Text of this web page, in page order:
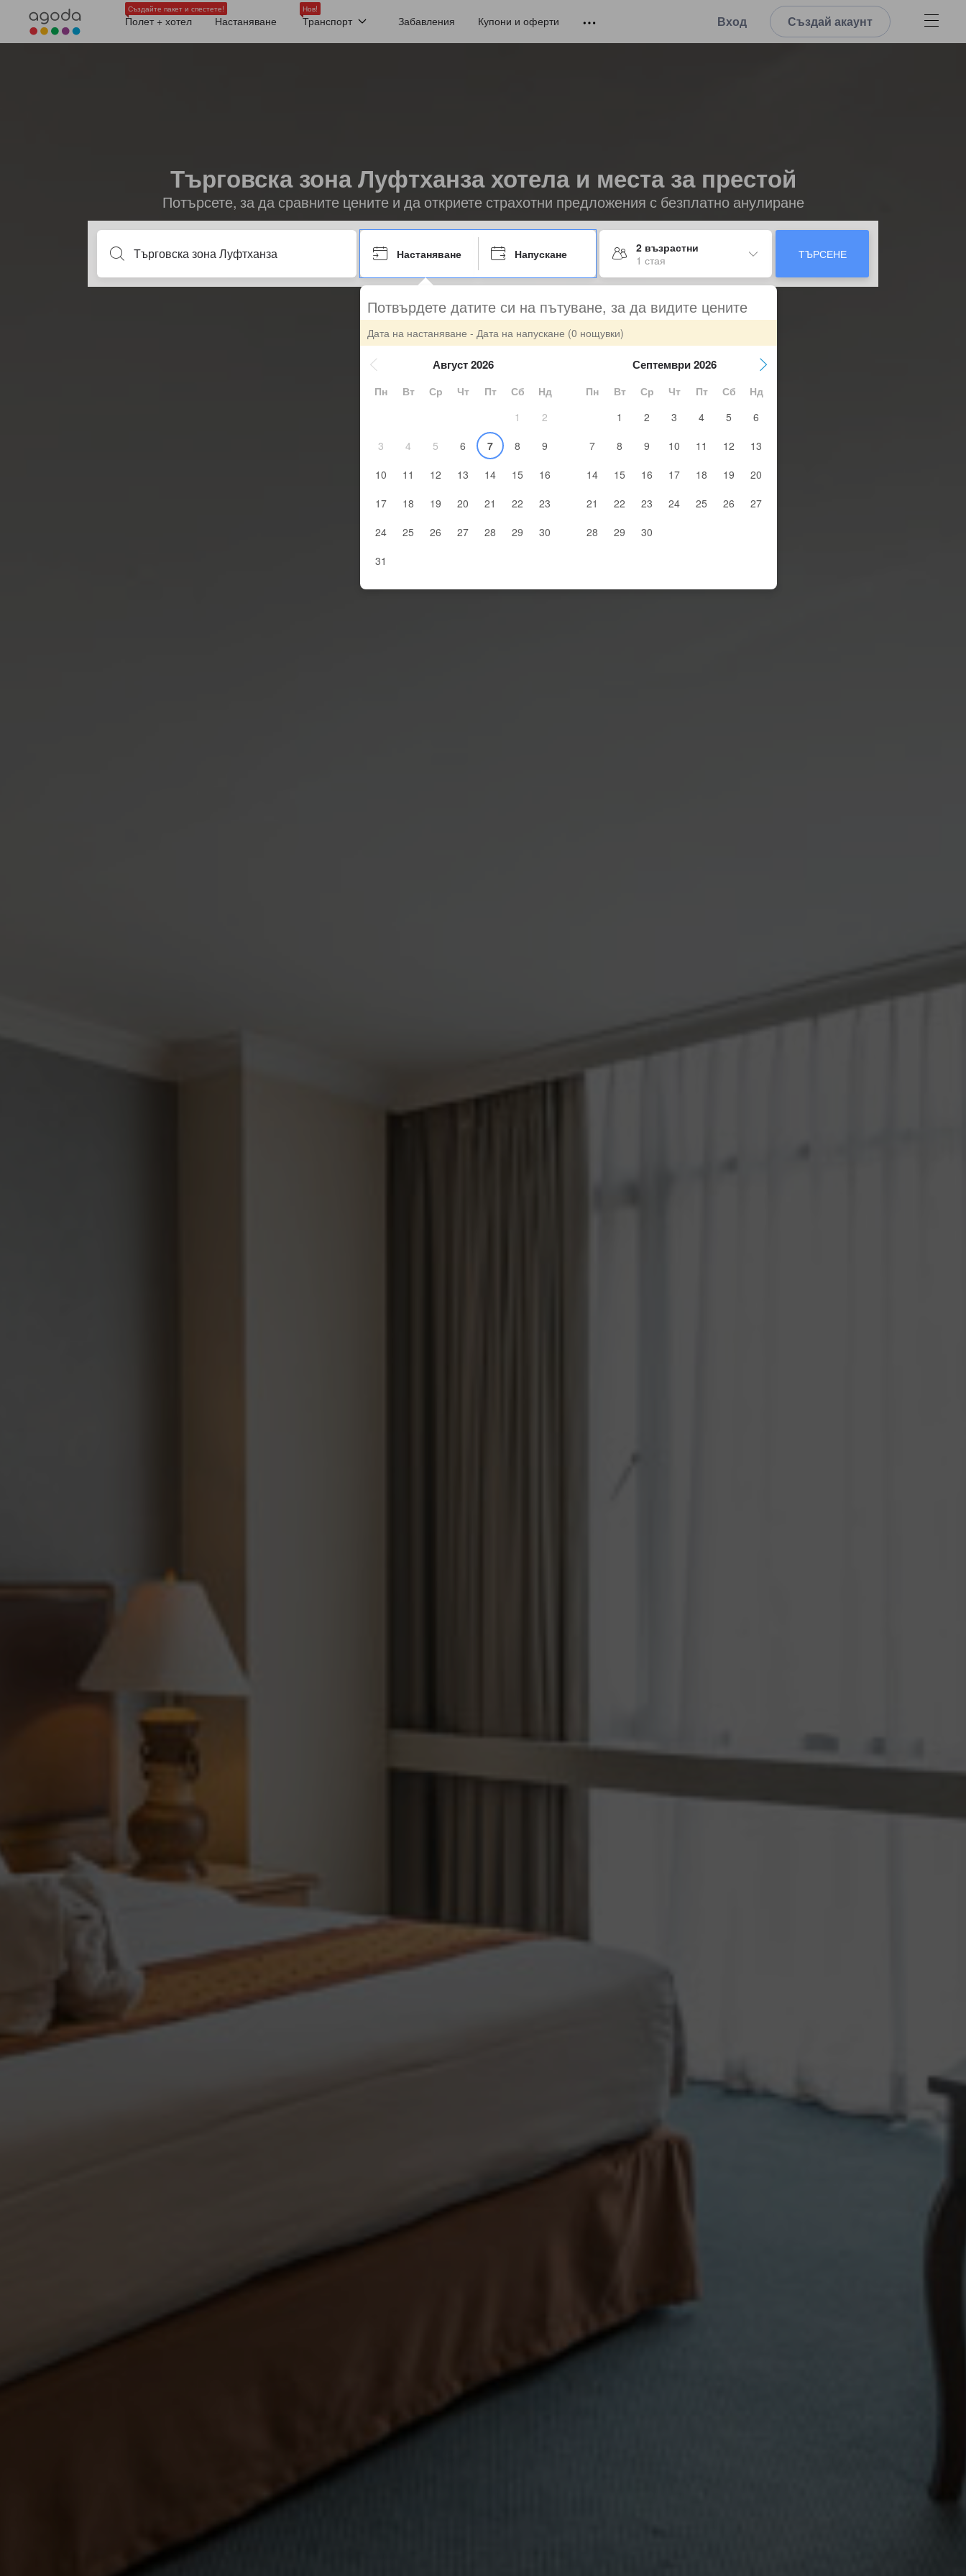
Създайте пакет и спестете!
Полет + хотел Настаняване
Нов!
Транспорт Забавления Купони и оферти Вход Създай акаунт
Търговска зона Луфтханза хотела и места за престой
Потърсете, за да сравните цените и да откриете страхотни предложения с безплатно анулиране
Настаняване Напускане
2 възрастни
1 стая
ТЪРСЕНЕ
Потвърдете датите си на пътуване, за да видите цените
Дата на настаняване - Дата на напускане (0 нощувки)
Август 2026
Пн Вт Ср Чт Пт Сб
Нд
1
2
3
4 5 6 7 8
9
10
11 12 13 14 15
16
17
18 19 20 21 22
23
24
25 26 27 28 29
30
31
Септември 2026
Пн Вт Ср Чт Пт Сб
Нд
1
2 3 4 5
6
7
8 9 10 11 12
13
14
15 16 17 18 19
20
21
22 23 24 25 26
27
28
29 30